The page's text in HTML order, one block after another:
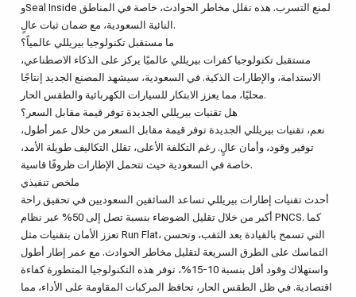
وSeal Inside لمنع التسرب. هذه تقلل مخاطر الحوادث، خاصة في المناطق
النائية السعودية، مع ضمان ثبات عالٍ.
ما مستقبل تكنولوجيا بيريللي عالمياً؟
مستقبل تكنولوجيا كفرات بيريللي عالميًا يركز على الذكاء الاصطناعي،
الاستدامة، والإطارات الذكية. في السعودية، سيشهد المصنع الجديد إنتاجًا
محليًا، مما يعزز الابتكار للسيارات الكهربائية والطقس الحار.
هل تقنيات بيريللي الجديدة توفر قيمة مقابل السعر؟
نعم، تقنيات بيريللي الجديدة توفر قيمة مقابل السعر من خلال عمر أطول،
توفير وقود، وأمان عالٍ. رغم التكلفة الأعلى، تقلل التكاليف طويلة الأمد،
خاصة في السعودية حيث تتحمل الإطارات ظروفًا قاسية.
ملخص تنفيذي
أحدث تقنيات إطارات بيريللي تساعد السائقين السعوديين في تحقيق راحة
أكبر من خلال تقليل الضوضاء بنسبة تصل إلى 50% عبر نظام PNCS. كما
تعزز الأمان بتقنيات مثل Run Flat، التي تسمح بالقيادة بعد الثقب، وتحسن
التماسك على الطرق السريعة لتقليل مخاطر الحوادث. مع عمر إطار أطول
واستهلاك وقود أقل بنسبة 10-15%، توفر هذه التكنولوجيا المتطورة كفاءة
اقتصادية. في ظل الطقس الحار، تحافظ المركبات المقاومة على الأداء، مما